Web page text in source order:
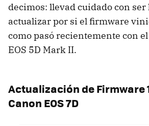
decimos: llevad cuidado con
actualizar por si el firmware
como pasó recientemente con
EOS 5D Mark II.
Actualización de Firmware
Canon EOS 7D